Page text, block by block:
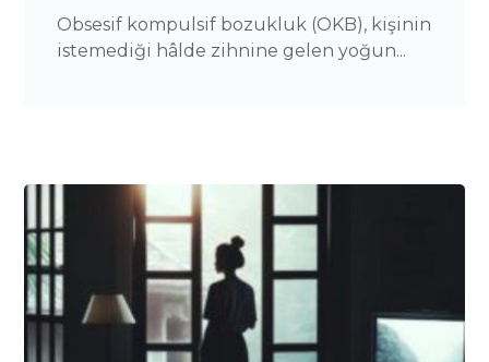
Obsesif kompulsif bozukluk (OKB), kişinin
istemediği hâlde zihnine gelen yoğun...